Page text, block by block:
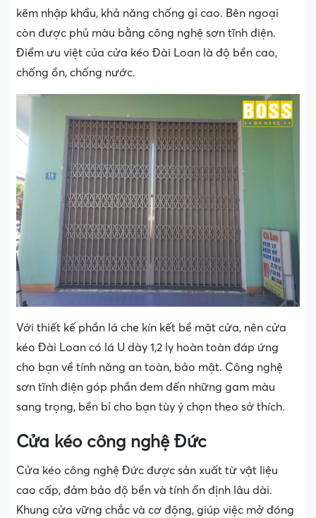
kẽm nhập khẩu, khả năng chống gỉ cao. Bên ngoại
còn được phủ màu bằng công nghệ sơn tĩnh điện.
Điểm ưu việt của cửa kéo Đài Loan là độ bền cao,
chống ồn, chống nước.
Với thiết kế phần lá che kín kết bề mặt cửa, nên cửa
kéo Đài Loan có lá U dày 1,2 ly hoàn toàn đáp ứng
cho bạn về tính năng an toàn, bảo mật. Công nghệ
sơn tĩnh điện góp phần đem đến những gam màu
sang trọng, bền bỉ cho bạn tùy ý chọn theo sở thích.
Cửa kéo công nghệ Đức
Cửa kéo công nghệ Đức được sản xuất từ vật liệu
cao cấp, đảm bảo độ bền và tính ổn định lâu dài.
Khung cửa vững chắc và cơ động, giúp việc mở đóng